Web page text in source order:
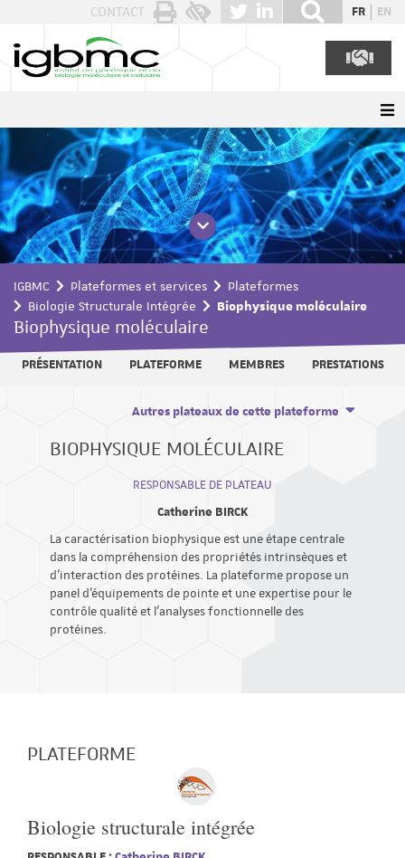
CONTACT FR EN
IGBMC Plateformes et services
Plateformes
Biologie Structurale Intégrée
Biophysique moléculaire
Biophysique moléculaire
PRÉSENTATION PLATEFORME MEMBRES PRESTATIONS
BIOPHYSIQUE MOLÉCULAIRE
Autres plateaux de cette plateforme
RESPONSABLE DE PLATEAU
Catherine BIRCK
La caractérisation biophysique est une étape centrale
dans la compréhension des propriétés intrinsèques et
d’interaction des protéines. La plateforme propose un
panel d'équipements de pointe et une expertise pour le
contrôle qualité et l’analyses fonctionnelle des
protéines.
PLATEFORME
Biologie structurale intégrée
Panneau de gestion des cookies